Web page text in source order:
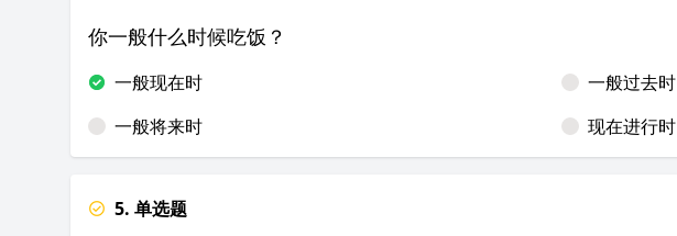
你一般什么时候吃饭？
一般现在时
一般过去时
一般将来时
现在进行时
5. 单选题